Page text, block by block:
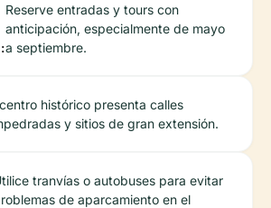
Reserve entradas y tours con
anticipación, especialmente de mayo
a septiembre.
histórico presenta calles
y sitios de gran extensión.
tranvías o autobuses para evitar
de aparcamiento en el